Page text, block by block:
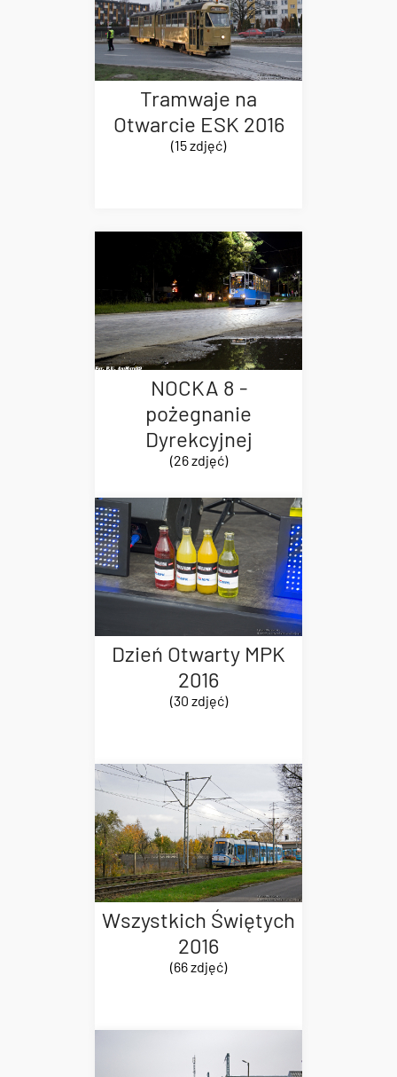
Tramwaje na
Otwarcie ESK 2016
(15 zdjęć)
NOCKA 8 -
pożegnanie
Dyrekcyjnej
(26 zdjęć)
Dzień Otwarty MPK
2016
(30 zdjęć)
Wszystkich Świętych
2016
(66 zdjęć)